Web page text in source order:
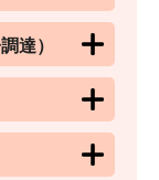
達）